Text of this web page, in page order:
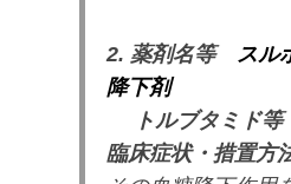
2. 薬剤名等 スル
降下剤
トルブタミド等
臨床症状・措置方